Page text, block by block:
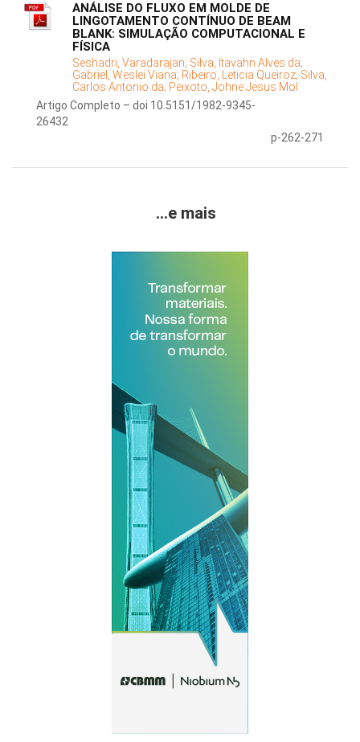
ANÁLISE DO FLUXO EM MOLDE DE
LINGOTAMENTO CONTÍNUO DE BEAM
BLANK: SIMULAÇÃO COMPUTACIONAL E
FÍSICA
Seshadri, Varadarajan; Silva, Itavahn Alves da;
Gabriel, Weslei Viana; Ribeiro, Leticia Queiroz; Silva,
Carlos Antonio da; Peixoto, Johne Jesus Mol
Artigo Completo – doi 10.5151/1982-9345-
26432
p-262-271
...e mais